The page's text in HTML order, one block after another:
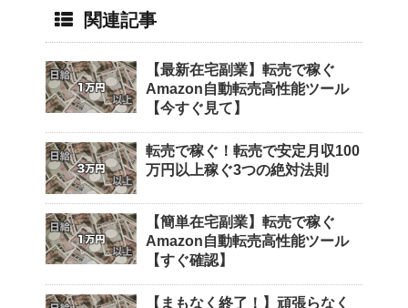
関連記事
【最新在宅副業】転売で稼ぐ
Amazon自動転売高性能ツール
【今すぐ見て】
転売で稼ぐ！転売で安定月収100
万円以上稼ぐ3つの絶対法則
【簡単在宅副業】転売で稼ぐ
Amazon自動転売高性能ツール
【すぐ確認】
【まもなく終了！】頑張らなく